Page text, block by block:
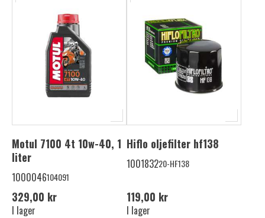
Motul 7100 4t 10w-40, 1
liter
1000046104091
329,00 kr
I lager
Hiflo oljefilter hf138
100183220-HF138
119,00 kr
I lager